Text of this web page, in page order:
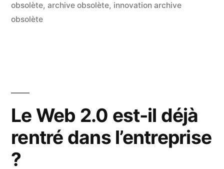
obsolète, archive obsolète, innovation archive
obsolète
Le Web 2.0 est-il déjà
rentré dans l’entreprise
?